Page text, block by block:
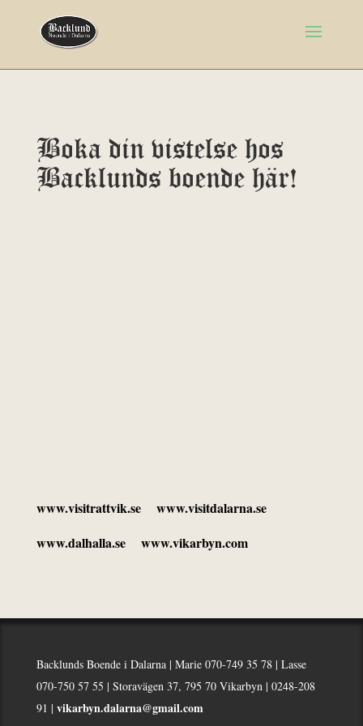
Boka din vistelse hos
Backlunds boende här!
www.visitrattvik.se www.visitdalarna.se
www.dalhalla.se www.vikarbyn.com
Backlunds Boende i Dalarna | Marie 070-749 35 78 | Lasse
070-750 57 55 | Storavägen 37, 795 70 Vikarbyn | 0248-208
91 | vikarbyn.dalarna@gmail.com